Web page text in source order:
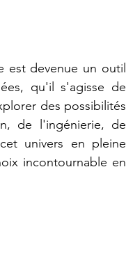
3D K2 Plus Combo
est devenue un outil
qu'il s'agisse de
des possibilités
de l'ingénierie, de
univers en pleine
incontournable en